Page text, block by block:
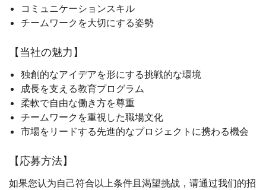
コミュニケーションスキル
チームワークを大切にする姿勢
【当社の魅力】
独創的なアイデアを形にする挑戦的な環境
成長を支える教育プログラム
柔軟で自由な働き方を尊重
チームワークを重視した職場文化
市場をリードする先進的なプロジェクトに携わる機会
【応募方法】
如果您认为自己符合以上条件且渴望挑战，请通过我们的招